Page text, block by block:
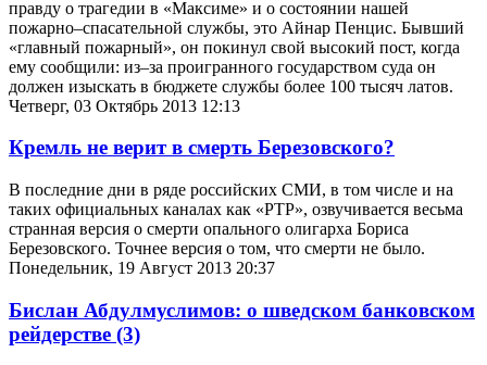
правду о трагедии в «Максиме» и о состоянии нашей
пожарно–спасательной службы, это Айнар Пенцис. Бывший
«главный пожарный», он покинул свой высокий пост, когда
ему сообщили: из–за проигранного государством суда он
должен изыскать в бюджете службы более 100 тысяч латов.
Четверг, 03 Октябрь 2013 12:13
Кремль не верит в смерть Березовского?
В последние дни в ряде российских СМИ, в том числе и на
таких официальных каналах как «РТР», озвучивается весьма
странная версия о смерти опального олигарха Бориса
Березовского. Точнее версия о том, что смерти не было.
Понедельник, 19 Август 2013 20:37
Бислан Абдулмуслимов: о шведском банковском
рейдерстве (3)